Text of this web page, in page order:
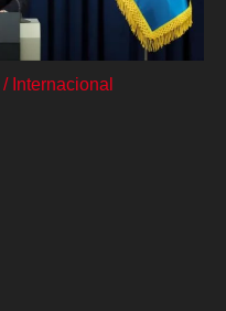
/ Internacional